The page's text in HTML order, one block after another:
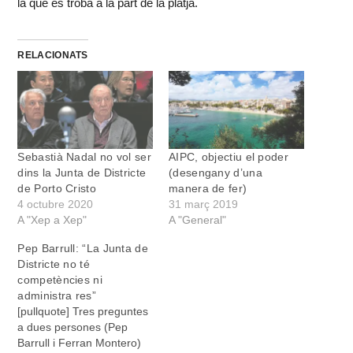
la que es troba a la part de la platja.
RELACIONATS
Sebastià Nadal no vol ser
dins la Junta de Districte
de Porto Cristo
4 octubre 2020
A "Xep a Xep"
AIPC, objectiu el poder
(desengany d’una
manera de fer)
31 març 2019
A "General"
Pep Barrull: “La Junta de
Districte no té
competències ni
administra res”
[pullquote] Tres preguntes
a dues persones (Pep
Barrull i Ferran Montero)